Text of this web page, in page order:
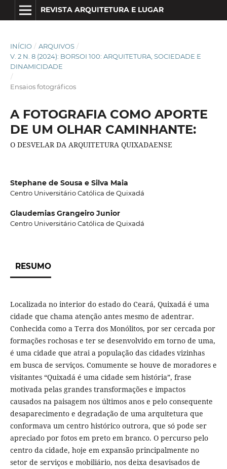
REVISTA ARQUITETURA E LUGAR
INÍCIO / ARQUIVOS /
V. 2 N. 8 (2024): BORSOI 100: ARQUITETURA, SOCIEDADE E
DINAMICIDADE
/
Ensaios fotográficos
A FOTOGRAFIA COMO APORTE
DE UM OLHAR CAMINHANTE:
O DESVELAR DA ARQUITETURA QUIXADAENSE
Stephane de Sousa e Silva Maia
Centro Universitário Católica de Quixadá
Glaudemias Grangeiro Junior
Centro Universitário Católica de Quixadá
RESUMO
Localizada no interior do estado do Ceará, Quixadá é uma
cidade que chama atenção antes mesmo de adentrar.
Conhecida como a Terra dos Monólitos, por ser cercada por
formações rochosas e ter se desenvolvido em torno de uma,
é uma cidade que atrai a população das cidades vizinhas
em busca de serviços. Comumente se houve de moradores e
visitantes “Quixadá é uma cidade sem história”, frase
motivada pelas grandes transformações e impactos
causados na paisagem nos últimos anos e pelo consequente
desaparecimento e degradação de uma arquitetura que
conformava um centro histórico outrora, que só pode ser
apreciado por fotos em preto em branco. O percurso pelo
centro da cidade, hoje em expansão principalmente no
setor de serviços e mobiliário, nos deixa desavisados de